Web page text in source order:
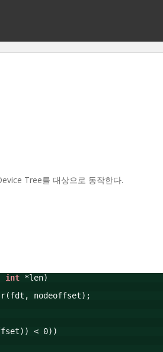
Tree를 대상으로 동작한다.
int *len)
nodeoffset);
< 0))